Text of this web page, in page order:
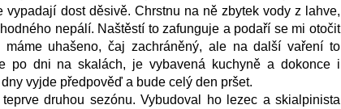
dost děsivě. Chrstnu na ně zbytek vody z lahve,
nepálí. Naštěstí to zafunguje a podaří se mi otočit
uhašeno, čaj zachráněný, ale na další vaření to
po dni na skalách, je vybavená kuchyně a dokonce i
vyjde předpověď a bude celý den pršet.
druhou sezónu. Vybudoval ho lezec a skialpinista